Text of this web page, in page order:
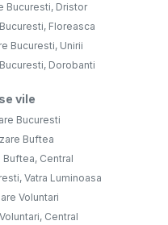
Bucuresti, Dristor
Floreasca
Bucuresti, Unirii
Dorobanti
vile
Bucuresti
Buftea
Central
Vatra Luminoasa
Voluntari
Central